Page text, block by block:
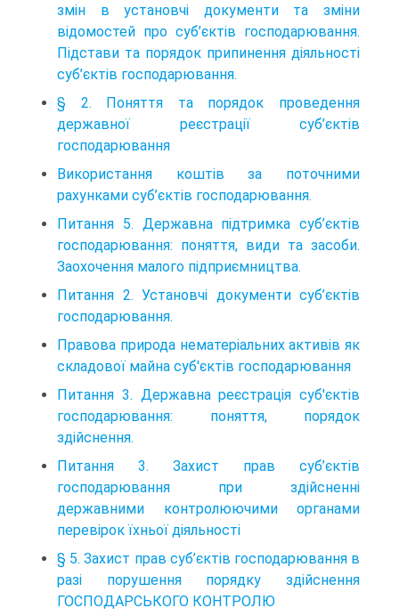
змін в установчі документи та зміни
відомостей про суб’єктів господарювання.
Підстави та порядок припинення діяльності
суб’єктів господарювання.
§ 2. Поняття та порядок проведення
державної реєстрації суб’єктів
господарювання
Використання коштів за поточними
рахунками суб’єктів господарювання.
Питання 5. Державна підтримка суб’єктів
господарювання: поняття, види та засоби.
Заохочення малого підприємництва.
Питання 2. Установчі документи суб’єктів
господарювання.
Правова природа нематеріальних акти­вів як
складової майна суб'єктів господарювання
Питання 3. Державна реєстрація суб'єктів
господарювання: поняття, порядок
здійснення.
Питання 3. Захист прав суб’єктів
господарювання при здійсненні
державними контролюючими органами
перевірок їхньої діяльності
§ 5. Захист прав суб’єктів господарювання в
разі порушення порядку здійснення
ГОСПОДАРСЬКОГО КОНТРОЛЮ